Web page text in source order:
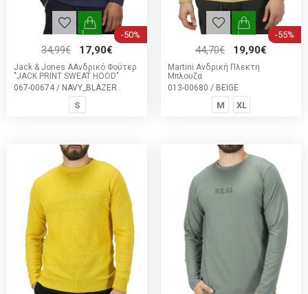
-50%
34,99€ 17,90€
Jack & Jones ΑΑνδρικό Φούτερ
"JACK PRINT SWEAT HOOD"
067-00674 / NAVY_BLAZER
S
-55%
44,70€ 19,90€
Martini Ανδρική Πλεκτη
Μπλουζα
013-00680 / BEIGE
M XL